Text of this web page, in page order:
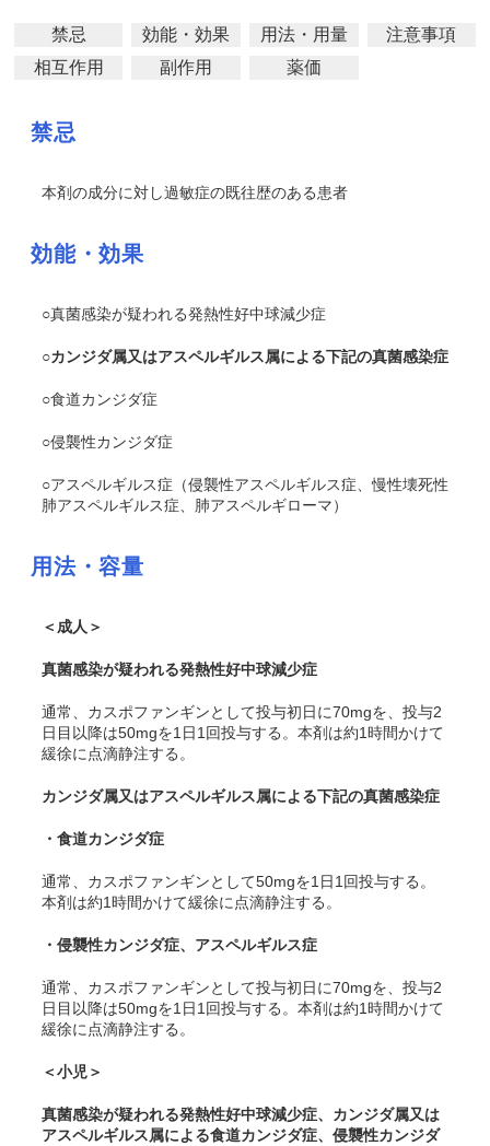
禁忌 効能・効果 用法・用量
注意事項
相互作用
副作用 薬価
禁忌
本剤の成分に対し過敏症の既往歴のある患者
効能・効果
○真菌感染が疑われる発熱性好中球減少症
○カンジダ属又はアスペルギルス属による下記の真菌感染症
○食道カンジダ症
○侵襲性カンジダ症
○アスペルギルス症（侵襲性アスペルギルス症、慢性壊死性
肺アスペルギルス症、肺アスペルギローマ）
用法・容量
＜成人＞
真菌感染が疑われる発熱性好中球減少症
通常、カスポファンギンとして投与初日に70mgを、投与2
日目以降は50mgを1日1回投与する。本剤は約1時間かけて
緩徐に点滴静注する。
カンジダ属又はアスペルギルス属による下記の真菌感染症
・ 食道カンジダ症
通常、カスポファンギンとして50mgを1日1回投与する。
本剤は約1時間かけて緩徐に点滴静注する。
・ 侵襲性カンジダ症、アスペルギルス症
通常、カスポファンギンとして投与初日に70mgを、投与2
日目以降は50mgを1日1回投与する。本剤は約1時間かけて
緩徐に点滴静注する。
＜小児＞
真菌感染が疑われる発熱性好中球減少症、カンジダ属又は
アスペルギルス属による食道カンジダ症、侵襲性カンジダ